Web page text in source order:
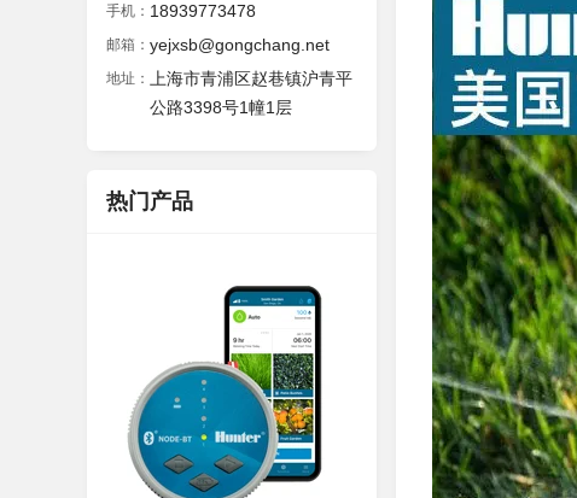
手机： 18939773478
邮箱： yejxsb@gongchang.net
地址：
上海市青浦区赵巷镇沪青平
公路3398号1幢1层
热门产品